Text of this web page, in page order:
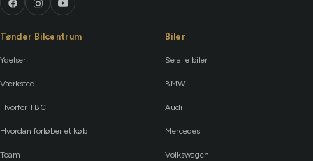
Tønder Bilcentrum
Ydelser
Værksted
Hvorfor TBC
Hvordan forløber et køb
Team
Biler
Se alle biler
BMW
Audi
Mercedes
Volkswagen